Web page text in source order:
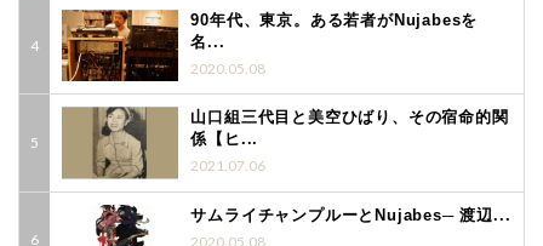
90年代、東京。ある若者がNujabesを
名...
2020.05.08
山口組三代目と美空ひばり、その宿命的関
係【ヒ...
2021.07.06
サムライチャンプルーとNujabes─ 渡辺...
2020.05.08